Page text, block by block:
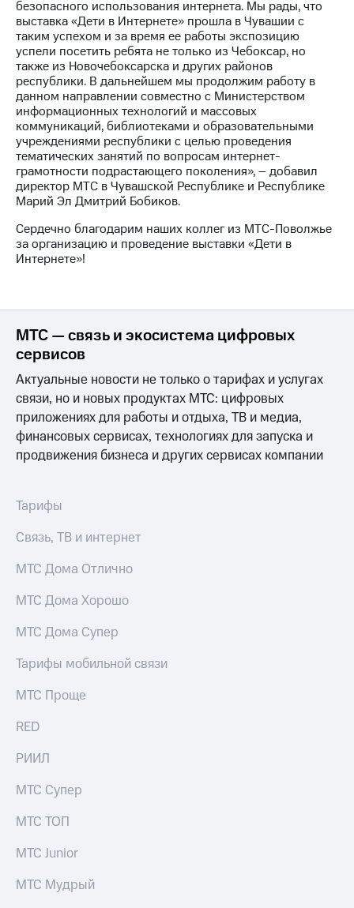
акционера
Акционерный
капитал
Контроль
и
аудит
Рынок
акций
Описание
Программа
приобретения
Порядок
выкупа
акций
Дивиденды
Рынок
Еврооблигации-2023
Уведомление
о
погашении
именных
Другое
Регистратор
Реквизиты
Контакты
этика
На главную
безопасного использования интернета. Мы рады, что
выставка «Дети в Интернете» прошла в Чувашии с
таким успехом и за время ее работы экспозицию
успели посетить ребята не только из Чебоксар, но
также из Новочебоксарска и других районов
республики. В дальнейшем мы продолжим работу в
данном направлении совместно с Министерством
информационных технологий и массовых
коммуникаций, библиотеками и образовательными
учреждениями республики с целью проведения
тематических занятий по вопросам интернет-
грамотности подрастающего поколения», – добавил
директор МТС в Чувашской Республике и Республике
Марий Эл Дмитрий Бобиков.
Сердечно благодарим наших коллег из МТС-Поволжье
за организацию и проведение выставки «Дети в
Интернете»!
МТС — связь и экосистема цифровых
сервисов
Актуальные новости не только о тарифах и услугах
связи, но и новых продуктах МТС: цифровых
приложениях для работы и отдыха, ТВ и медиа,
финансовых сервисах, технологиях для запуска и
продвижения бизнеса и других сервисах компании
Тарифы
Связь, ТВ и интернет
МТС Дома Отлично
МТС Дома Хорошо
МТС Дома Супер
Тарифы мобильной связи
МТС Проще
RED
РИИЛ
МТС Супер
МТС ТОП
МТС Junior
МТС Мудрый